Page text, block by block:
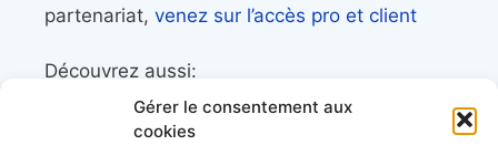
Gérer le consentement aux
cookies
partenariat, venez sur l’accès pro et client
Découvrez aussi:
Côtes&Mers, le magazine du littoral et sa